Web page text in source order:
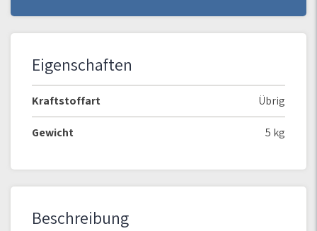
Eigenschaften
Kraftstoffart Übrig
Gewicht 5 kg
Beschreibung